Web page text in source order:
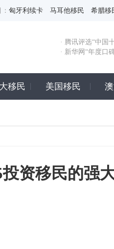
匈牙利续卡 马耳他移民 希腊移
· 腾讯评选“中国
· 新华网“年度口
移民 美国移民
资移民的强